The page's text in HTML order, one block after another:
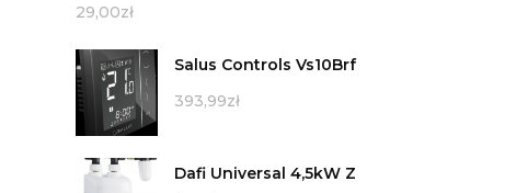
29,00zł
Salus Controls Vs10Brf
393,99zł
Dafi Universal 4,5kW Z